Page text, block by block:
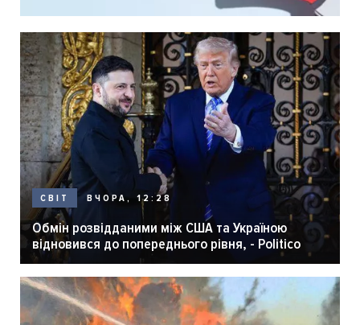
СВІТ ВЧОРА, 12:28
Обмін розвідданими між США та Україною
відновився до попереднього рівня, - Politico